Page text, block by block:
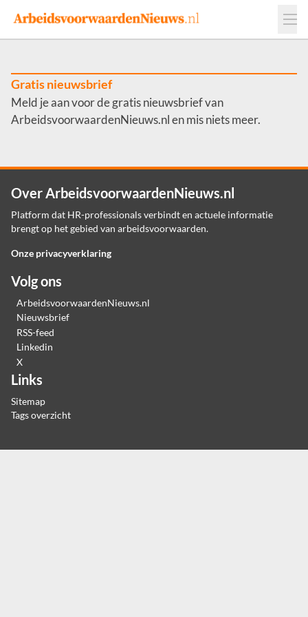
Events
Adverteren
Werkgevers
Contact
Gratis nieuwsbrief
Meld je aan voor de gratis nieuwsbrief van
ArbeidsvoorwaardenNieuws.nl en mis niets meer.
Over ArbeidsvoorwaardenNieuws.nl
Platform dat HR-professionals verbindt en actuele informatie
brengt op het gebied van arbeidsvoorwaarden.
Onze privacyverklaring
Volg ons
ArbeidsvoorwaardenNieuws.nl
Nieuwsbrief
RSS-feed
Linkedin
X
Links
Sitemap
Tags overzicht